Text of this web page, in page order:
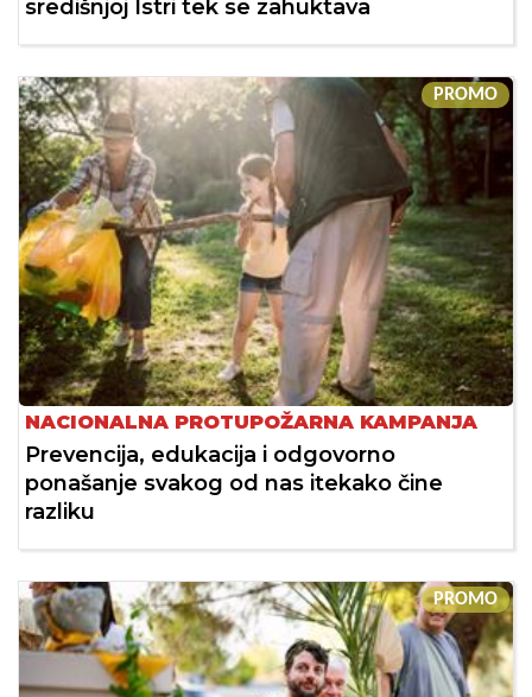
središnjoj Istri tek se zahuktava
PROMO
NACIONALNA PROTUPOŽARNA KAMPANJA
Prevencija, edukacija i odgovorno
ponašanje svakog od nas itekako čine
razliku
PROMO